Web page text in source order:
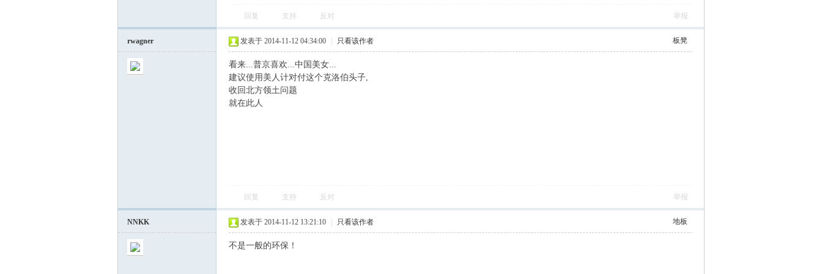
回复 支持 反对 举报
rwagner 板凳
发表于 2014-11-12 04:34:00 只看该作者
看来...普京喜欢...中国美女...
建议使用美人计对付这个克洛伯头子,
收回北方领土问题
就在此人
回复 支持 反对 举报
NNKK 地板
发表于 2014-11-12 13:21:10 只看该作者
不是一般的环保！